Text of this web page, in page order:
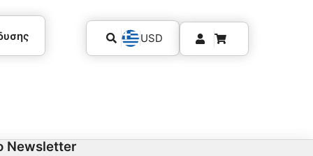
USD
Newsletter